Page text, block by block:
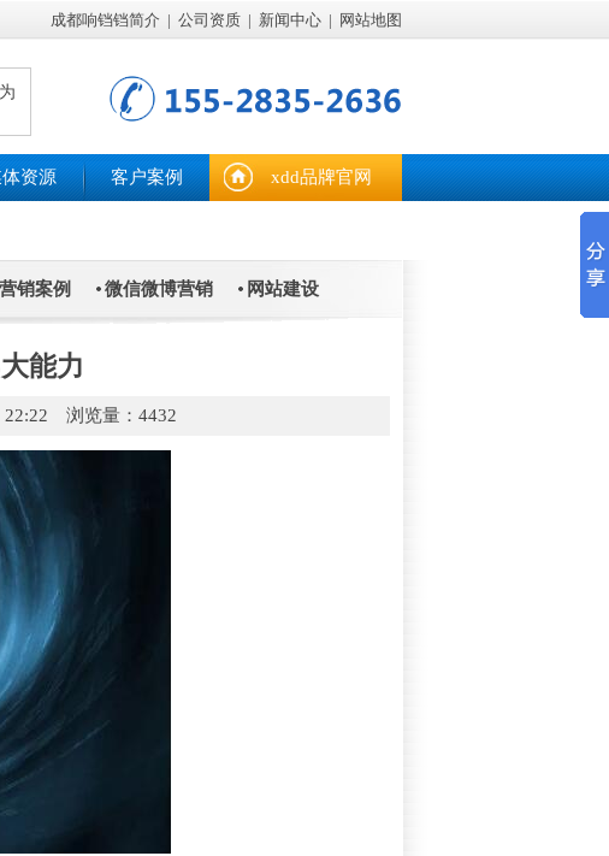
成都响铛铛简介 | 公司资质 | 新闻中心 | 网站地图
资源 客户案例 xdd品牌官网
营销案例 微信微博营销 网站建设
能力
浏览量：4432